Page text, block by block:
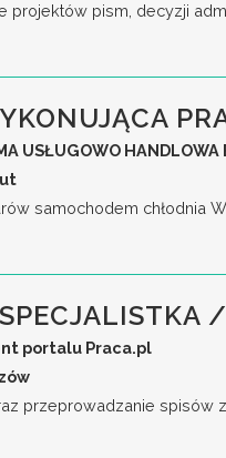
projektów pism, decyzji
USŁUGOWO HANDLOWA
samochodem chłodnia
portalu Praca.pl
przeprowadzanie spisów